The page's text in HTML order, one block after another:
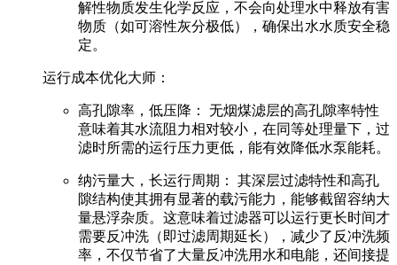
解性物质发生化学反应 ，不会向处理水中释放有害
物质（如可溶性灰分极低），确保出水水质安全稳
定。
运行成本优化大师：
高孔隙率，低压降：
无烟煤滤层的高孔隙率特性
意味着其水流阻力相对较小 ，在同等处理量下，过
滤时所需的运行压力更低 ，能有效降低水泵能耗。
纳污量大，长运行周期：
其深层过滤特性和高孔
隙结构使其拥有显著的载污能力 ，能够截留容纳大
量悬浮杂质。这意味着过滤器可以运行更长时间才
需要反冲洗（即过滤周期延长）， 减少了反冲洗频
率 ，不仅节省了大量反冲洗用水和电能 ，还间接提